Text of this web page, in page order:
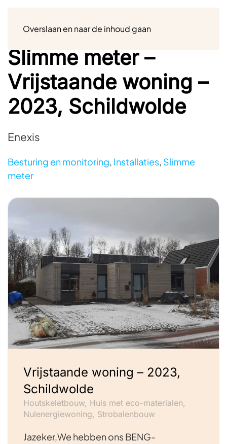
Overslaan en naar de inhoud gaan
Slimme meter –
Vrijstaande woning –
2023, Schildwolde
Enexis
Besturing en monitoring, Installaties, Slimme
meter
Vrijstaande woning – 2023,
Schildwolde
Houtskeletbouw, Huis met eco-materialen,
Nulenergiewoning, Strobalenbouw
Jazeker,We hebben ons BENG-